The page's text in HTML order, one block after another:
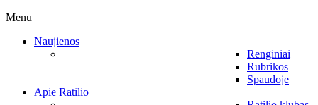
Menu
Naujienos
Renginiai
Rubrikos
Spaudoje
Apie Ratilio